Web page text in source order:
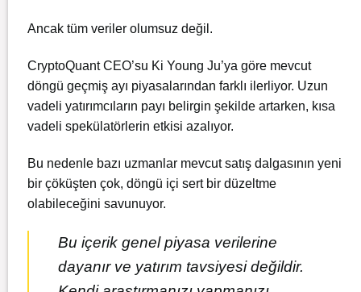
Ancak tüm veriler olumsuz değil.
CryptoQuant CEO’su Ki Young Ju’ya göre mevcut
döngü geçmiş ayı piyasalarından farklı ilerliyor. Uzun
vadeli yatırımcıların payı belirgin şekilde artarken, kısa
vadeli spekülatörlerin etkisi azalıyor.
Bu nedenle bazı uzmanlar mevcut satış dalgasının yeni
bir çöküşten çok, döngü içi sert bir düzeltme
olabileceğini savunuyor.
Bu içerik genel piyasa verilerine
dayanır ve yatırım tavsiyesi değildir.